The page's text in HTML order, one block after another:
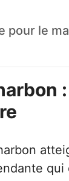
pour le
qui